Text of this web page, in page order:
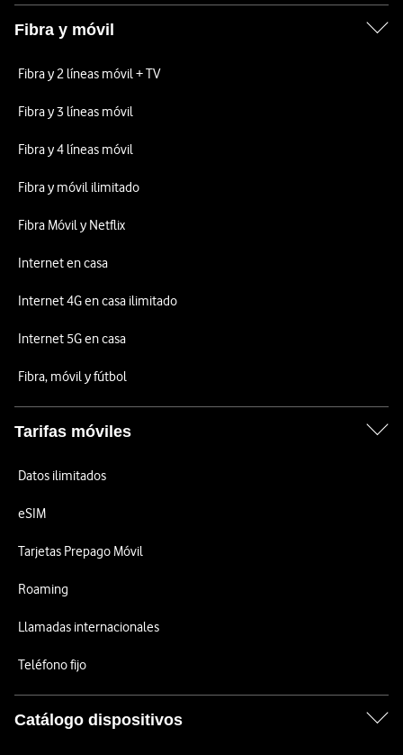
Fibra y móvil
Fibra y 2 líneas móvil + TV
Fibra y 3 líneas móvil
Fibra y 4 líneas móvil
Fibra y móvil ilimitado
Fibra Móvil y Netflix
Internet en casa
Internet 4G en casa ilimitado
Internet 5G en casa
Fibra, móvil y fútbol
Tarifas móviles
Datos ilimitados
eSIM
Tarjetas Prepago Móvil
Roaming
Llamadas internacionales
Teléfono fijo
Catálogo dispositivos